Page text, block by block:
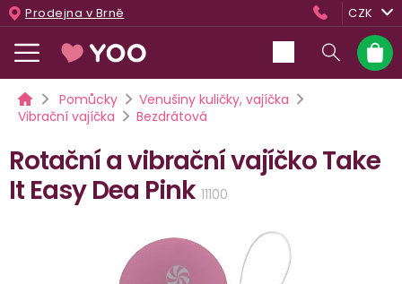
Přejít
na
obsah
Prodejna v Brně CZK
košík
DomůPomůcky
Venušiny kuličky, vajíčka
Vibrační vajíčka
Bezdrátová
Rotační a vibrační vajíčko Take
It Easy Dea Pink 11100